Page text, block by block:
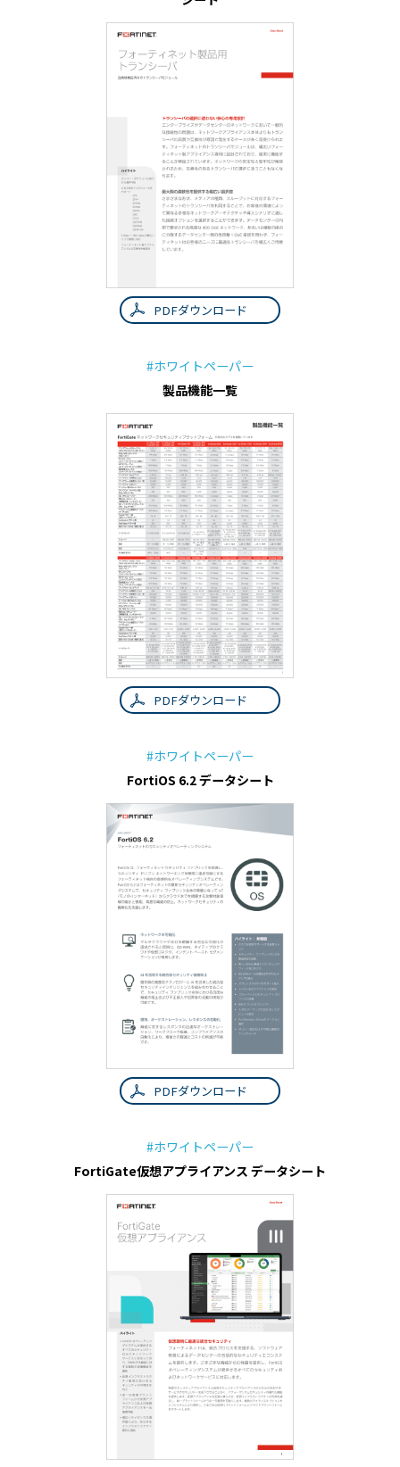
PDFダウンロード
#ホワイトペーパー
製品機能一覧
PDFダウンロード
#ホワイトペーパー
FortiOS 6.2 データシート
PDFダウンロード
#ホワイトペーパー
FortiGate仮想アプライアンス データシート